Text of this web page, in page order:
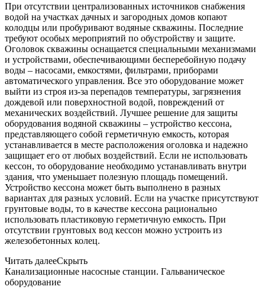
При отсутствии централизованных источников снабжения
водой на участках дачных и загородных домов копают
колодцы или пробуривают водяные скважины. Последние
требуют особых мероприятий по обустройству и защите.
Оголовок скважины оснащается специальными механизмами
и устройствами, обеспечивающими бесперебойную подачу
воды – насосами, емкостями, фильтрами, приборами
автоматического управления. Все это оборудование может
выйти из строя из-за перепадов температуры, загрязнения
дождевой или поверхностной водой, повреждений от
механических воздействий. Лучшее решение для защиты
оборудования водяной скважины – устройство кессона,
представляющего собой герметичную емкость, которая
устанавливается в месте расположения оголовка и надежно
защищает его от любых воздействий. Если не использовать
кессон, то оборудование необходимо устанавливать внутри
здания, что уменьшает полезную площадь помещений.
Устройство кессона может быть выполнено в разных
вариантах для разных условий. Если на участке присутствуют
грунтовые воды, то в качестве кессона рационально
использовать пластиковую герметичную емкость. При
отсутствии грунтовых вод кессон можно устроить из
железобетонных колец.
Читать далееСкрыть
Канализационные насосные станции. Гальваническое
оборудование